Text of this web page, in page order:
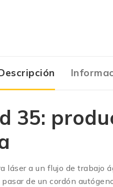
35:
láser a un flujo de trabajo
pasar de un cordón